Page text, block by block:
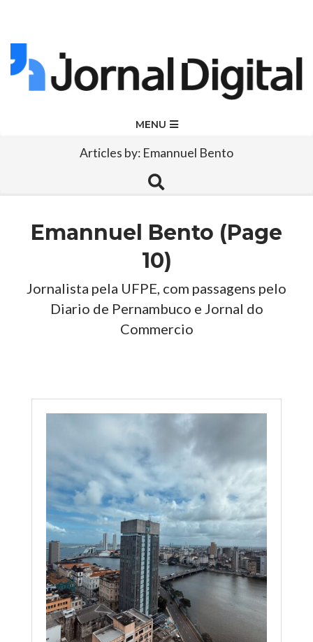
Skip
to
Jornal
Digital
MENU
Articles by: Emannuel Bento
Search
Emannuel Bento (Page
10)
Jornalista pela UFPE, com passagens pelo
Diario de Pernambuco e Jornal do
Commercio